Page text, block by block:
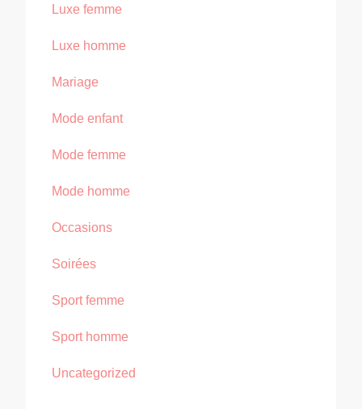
Luxe femme
Luxe homme
Mariage
Mode enfant
Mode femme
Mode homme
Occasions
Soirées
Sport femme
Sport homme
Uncategorized